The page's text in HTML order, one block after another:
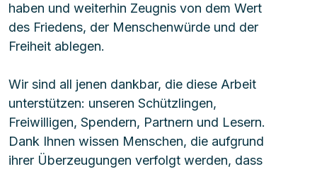
haben und weiterhin Zeugnis von dem Wert
des Friedens, der Menschenwürde und der
Freiheit ablegen.
Wir sind all jenen dankbar, die diese Arbeit
unterstützen: unseren Schützlingen,
Freiwilligen, Spendern, Partnern und Lesern.
Dank Ihnen wissen Menschen, die aufgrund
ihrer Überzeugungen verfolgt werden, dass